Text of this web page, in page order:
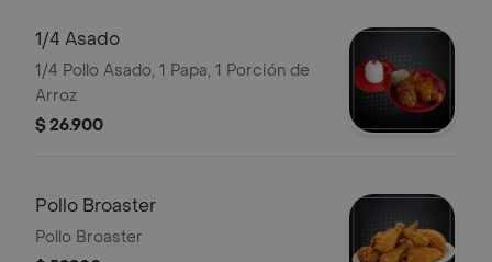
1/4 Asado
1/4 Pollo Asado, 1 Papa, 1 Porción de
Arroz
$ 26.900
Pollo Broaster
Pollo Broaster